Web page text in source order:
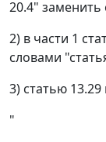
20.4" заменить
2) в части 1
словами
3) статью
"